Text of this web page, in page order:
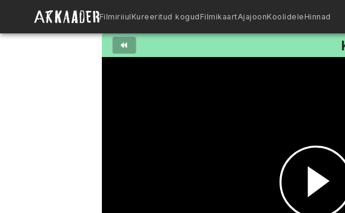
Filmiriiul Kureeritud kogud FilmikaartAjajoonKoolidele Hinnad